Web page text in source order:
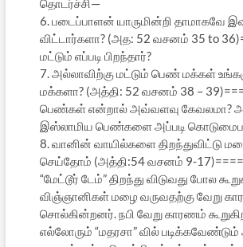
தொடர்ச்சி—
6. படைப்பாளன் யாருமின்றி தாமாகவே
விட்டார்களா? (அத: 52 வசனம் 35 to
மட்டும் எப்படி பிறந்தார்?
7. அல்லாவிற்கு மட்டும் பெண் மக்கள்
மக்களா? (அத்தி: 52 வசனம் 38 –
பெண்கள் என்றால் அவ்வளவு கேவலமா?
இஸ்லாமிய பெண்களை அப்படி
8. வானின் வாயில்களை திறந்துவிட்டு
செய்தோம் (அத்தி:54 வசனம் 9-
“மேட்டூர் டேம்” திறந்து விடுவது போல
விஞ்ஞானிகள் மழை வருவதற்கு வேறு
சொல்கின்றனர். நபி வேறு காரணம்
எல்லோரும் “மதரசா” வில் படிக்கவேண்டும்